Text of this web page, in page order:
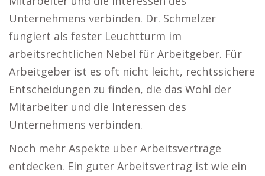
Unternehmens verbinden. Dr. Schmelzer
fungiert als fester Leuchtturm im
arbeitsrechtlichen Nebel für Arbeitgeber. Für
Arbeitgeber ist es oft nicht leicht, rechtssichere
Entscheidungen zu finden, die das Wohl der
Mitarbeiter und die Interessen des
Unternehmens verbinden.
Noch mehr Aspekte über Arbeitsverträge
entdecken. Ein guter Arbeitsvertrag ist wie ein